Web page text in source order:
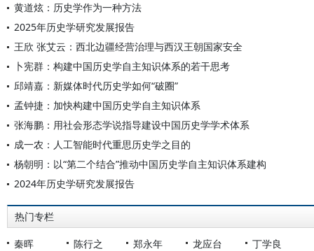
黄道炫：历史学作为一种方法
2025年历史学研究发展报告
王欣 张艾云：西北边疆经营治理与西汉王朝国家安全
卜宪群：构建中国历史学自主知识体系的若干思考
邱靖嘉：新媒体时代历史学如何“破圈”
孟钟捷：加快构建中国历史学自主知识体系
张海鹏：用社会形态学说指导建设中国历史学学术体系
成一农：人工智能时代重思历史学之目的
杨朝明：以“第二个结合”推动中国历史学自主知识体系建构
2024年历史学研究发展报告
热门专栏
秦晖 陈行之 郑永年 龙应台
丁学良